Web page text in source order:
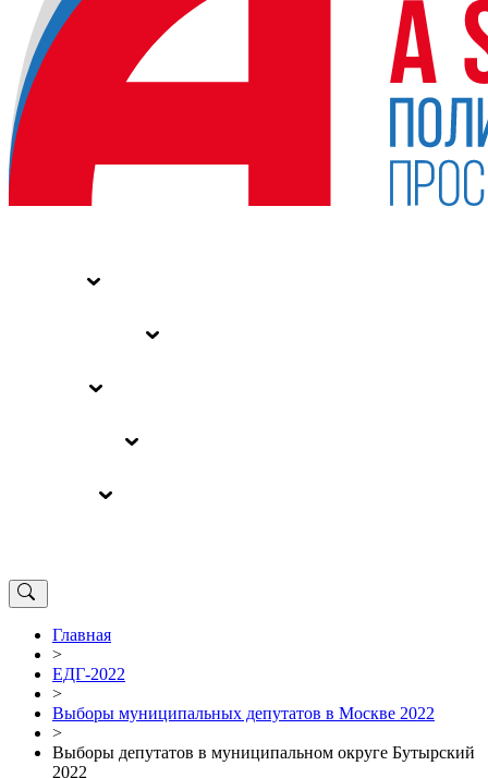
Главная
>
ЕДГ-2022
>
Выборы муниципальных депутатов в Москве 2022
>
Выборы депутатов в муниципальном округе Бутырский
2022